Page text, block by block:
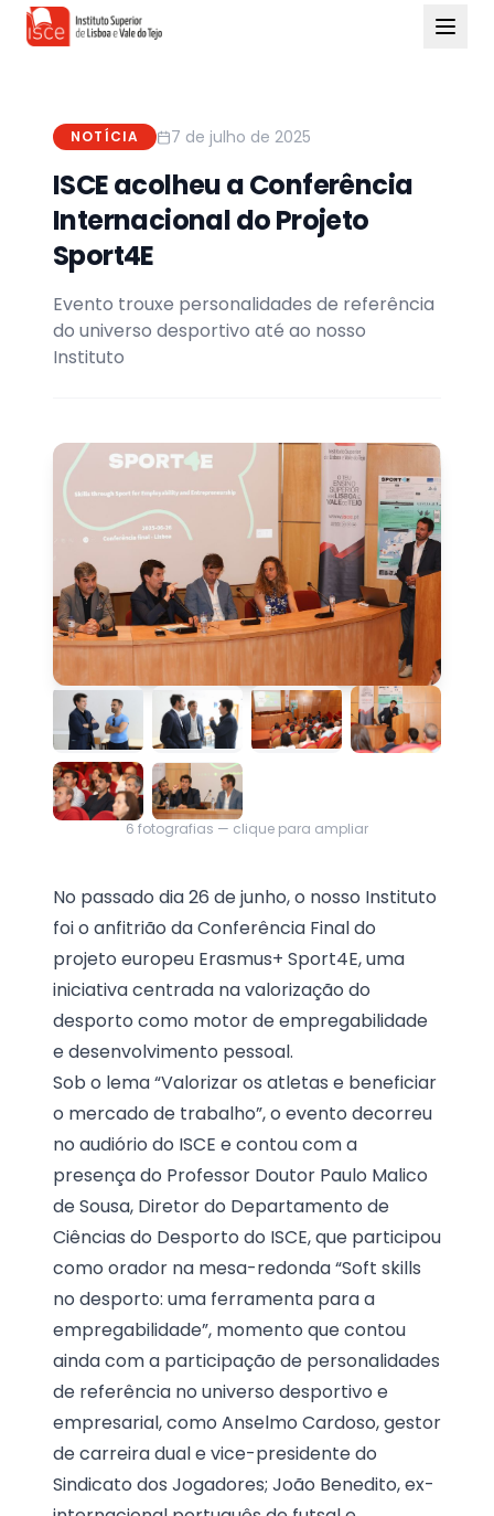
NOTÍCIA 7 de julho de 2025
ISCE acolheu a Conferência
Internacional do Projeto
Sport4E
Evento trouxe personalidades de referência
do universo desportivo até ao nosso
Instituto
6 fotografias — clique para ampliar
No passado dia 26 de junho, o nosso Instituto
foi o anfitrião da Conferência Final do
projeto europeu Erasmus+ Sport4E, uma
iniciativa centrada na valorização do
desporto como motor de empregabilidade
e desenvolvimento pessoal.
Sob o lema “Valorizar os atletas e beneficiar
o mercado de trabalho”, o evento decorreu
no audiório do ISCE e contou com a
presença do Professor Doutor Paulo Malico
de Sousa, Diretor do Departamento de
Ciências do Desporto do ISCE, que participou
como orador na mesa-redonda “Soft skills
no desporto: uma ferramenta para a
empregabilidade”, momento que contou
ainda com a participação de personalidades
de referência no universo desportivo e
empresarial, como Anselmo Cardoso, gestor
de carreira dual e vice-presidente do
Sindicato dos Jogadores; João Benedito, ex-